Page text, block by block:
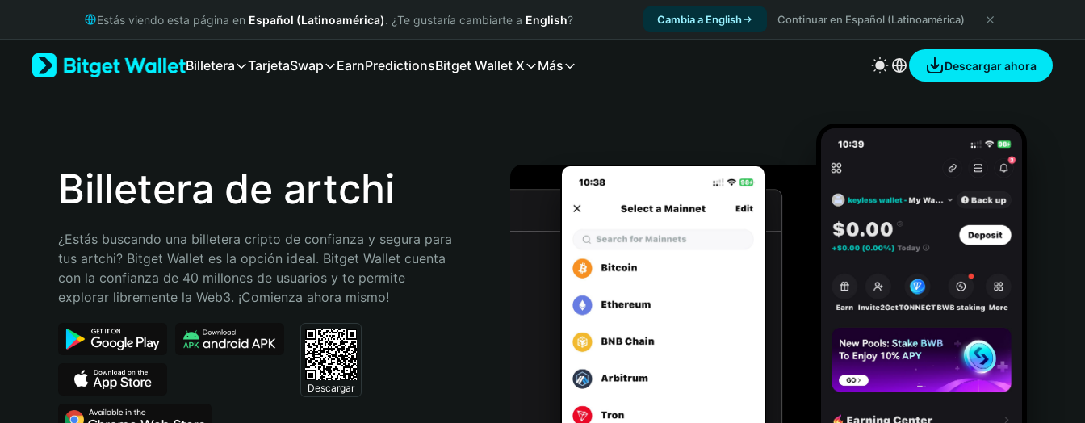
Русский
Bahasa Indonesia
Português (Brasil)
Estás viendo esta página en Español (Latinoamérica). ¿Te gustaría cambiarte a English? Cambia a English Continuar en Español (Latinoamérica)
Billetera TarjetaSwap EarnPredictionsBitget Wallet X Más Descargar ahora
Billetera de artchi
¿Estás buscando una billetera cripto de confianza y segura para
tus artchi? Bitget Wallet es la opción ideal. Bitget Wallet cuenta
con la confianza de 40 millones de usuarios y te permite
explorar libremente la Web3. ¡Comienza ahora mismo!
Descargar